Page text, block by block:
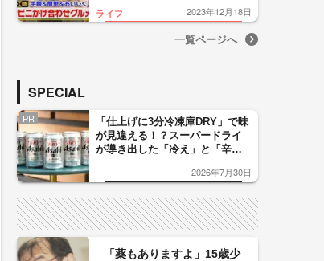
ソン“おすすめレシピ”も
ライフ 2023年12月18日
一覧ページへ
SPECIAL
PR
「仕上げに3分冷凍庫DRY」で味
が見違える！？スーパードライ
が導き出した「冷え」と「辛
した「辛口カーブ」が飲み頃の
2026年7月30日
「薬もありますよ」15歳少